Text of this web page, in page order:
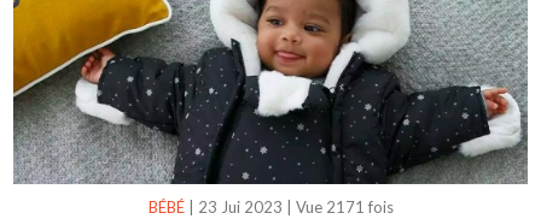
BÉBÉ| 23 Jui 2023 Vue 2171 fois